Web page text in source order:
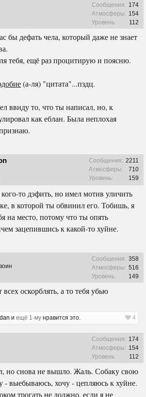
Сообщения: 174
Атмосферы: 154
Уровень:
112
бы дефать чела, который даже не знает
тебя, ещё раз процитирую и поясню.
(а-ля) "цитата"...пздц.
ввиду то, что ты написал, но, к
как еблан. Была неплохая
Сообщения: 2211
Атмосферы:
710
Уровень:
159
то дэфить, но имел мотив уличить
в которой ты обвинил его. Тобишь, я
на место, потому что ты опять
зацепившись к какой-то хуйне.
Сообщения: 358
Атмосферы: 516
Уровень:
149
всех оскорблять, а то тебя убью
и ещё 1-му нравится это. 4
Сообщения: 174
Атмосферы: 154
Уровень:
112
но снова не вышло. Жаль. Собаку свою
- выебываюсь, хочу - цепляюсь к хуйне.
трогать не должно, если я не